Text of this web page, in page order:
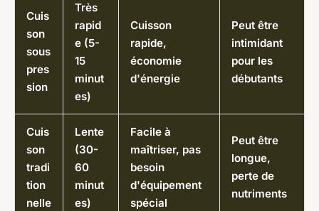
Cuis
son
sous
pres
sion
Très
rapid
e (5-
15
minut
es)
Cuisson
rapide,
économie
d'énergie
Peut être
intimidant
pour les
débutants
Cuis
son
tradi
tion
nelle
Lente
(30-
60
minut
es)
Facile à
maîtriser, pas
besoin
d'équipement
spécial
Peut être
longue,
perte de
nutriments